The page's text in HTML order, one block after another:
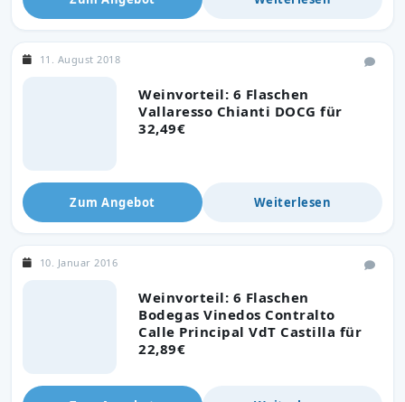
Weinvorteil: 6 Flaschen
Vallaresso Chianti DOCG für
32,49€
11. August 2018
Zum Angebot Weiterlesen
Weinvorteil: 6 Flaschen
Bodegas Vinedos Contralto
Calle Principal VdT Castilla für
22,89€
10. Januar 2016